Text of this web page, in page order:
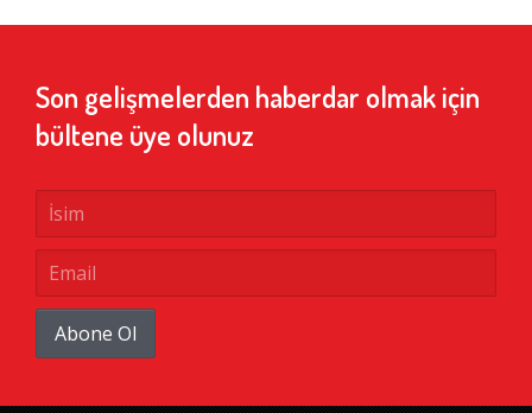
Son gelişmelerden haberdar olmak için
bültene üye olunuz
Abone Ol